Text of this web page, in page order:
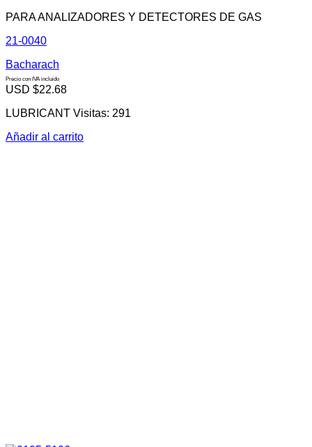
PARA ANALIZADORES Y DETECTORES DE GAS
21-0040
Bacharach
Precio con IVA incluido
USD $22.68
LUBRICANT Visitas: 291
Añadir al carrito